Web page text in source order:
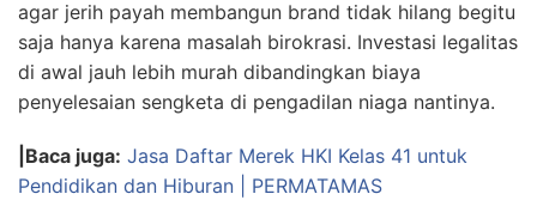
agar jerih payah membangun brand tidak hilang begitu
saja hanya karena masalah birokrasi. Investasi legalitas
di awal jauh lebih murah dibandingkan biaya
penyelesaian sengketa di pengadilan niaga nantinya.
|Baca juga: Jasa Daftar Merek HKI Kelas 41 untuk
Pendidikan dan Hiburan | PERMATAMAS